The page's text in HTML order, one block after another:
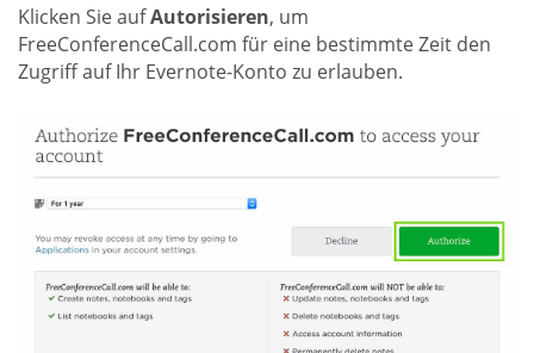
Klicken Sie aufAutorisieren, um
FreeConferenceCall.com für eine bestimmte Zeit den
Zugriff auf Ihr Evernote-Konto zu erlauben.